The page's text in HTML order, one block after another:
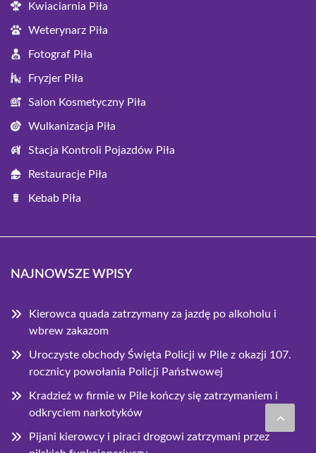
Kwiaciarnia Piła
Weterynarz Piła
Fotograf Piła
Fryzjer Piła
Salon Kosmetyczny Piła
Wulkanizacja Piła
Stacja Kontroli Pojazdów Piła
Restauracje Piła
Kebab Piła
NAJNOWSZE WPISY
Kierowca quada zatrzymany za jazdę po alkoholu i
wbrew zakazom
Uroczyste obchody Święta Policji w Pile z okazji 107.
rocznicy powołania Policji Państwowej
Kradzież w firmie w Pile kończy się zatrzymaniem i
odkryciem narkotyków
Pijani kierowcy i piraci drogowi zatrzymani przez